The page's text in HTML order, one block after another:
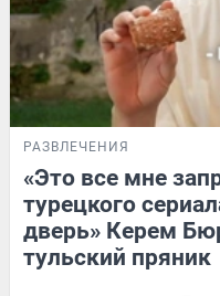
РАЗВЛЕЧЕНИЯ
«Это все мне
турецкого
дверь» Керем
тульский пряник